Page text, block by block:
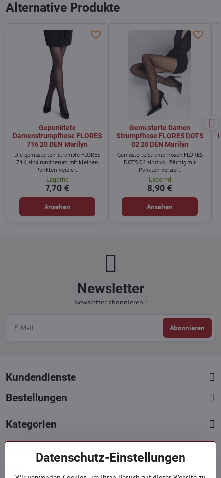
Alternative Produkte
Gepunktete
Damenstrumpfhose FLORES
716 20 DEN Marilyn
Die gemusterten Strümpfe FLORES
716 sind rundherum mit kleinen
Punkten verziert.
Lagernd
7,70 €
Ansehen
Gemusterte Damen
Strumpfhose FLORES DOTS
02 20 DEN Marilyn
Gemusterte Strumpfhosen FLORES
DOTS 02 sind vollflächig mit
Punkten verziert.
Lagernd
8,90 €
Ansehen
Newsletter
Newsletter abonnieren :
Abonnieren
Kundendienste
Bestellungen
Kategorien
KontakteDatenschutz-Einstellungen